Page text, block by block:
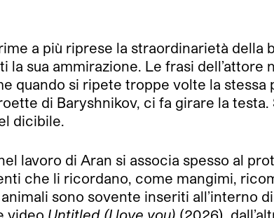
a più riprese la straordinarietà
sua ammirazione. Le frasi dell’attore
quando si ripete troppe volte la
di Baryshnikov, ci fa girare la
dicibile.
lavoro di Aran si associa spesso al
che li ricordano, come mangimi,
sono sovente inseriti all’interno